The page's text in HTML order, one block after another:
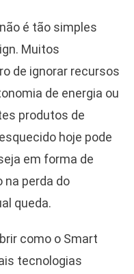
não é tão simples
Muitos
de ignorar recursos
de energia ou
produtos de
hoje pode
em forma de
na perda do
queda.
como o Smart
tecnologias